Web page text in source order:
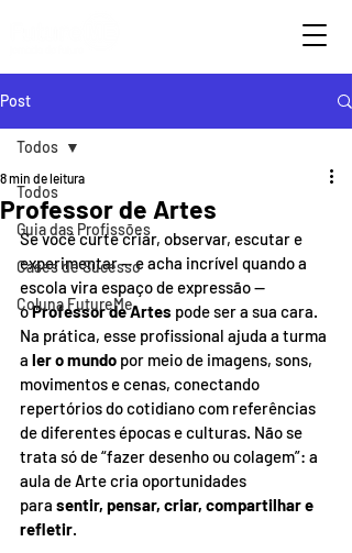
Post
Todos
Guia das Profissões
Cases de Sucesso
Coluna FutureMe
Todos
Professor de Artes
8 min de leitura
Se você curte criar, observar, escutar e
experimentar — e acha incrível quando a
escola vira espaço de expressão —
o Professor de Artes pode ser a sua cara.
Na prática, esse profissional ajuda a turma
a ler o mundo por meio de imagens, sons,
movimentos e cenas, conectando
repertórios do cotidiano com referências
de diferentes épocas e culturas. Não se
trata só de “fazer desenho ou colagem”: a
aula de Arte cria oportunidades
para sentir, pensar, criar, compartilhar e
refletir.